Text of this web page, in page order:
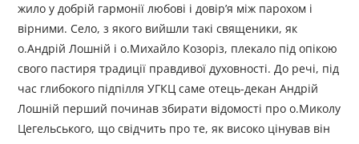
жило у добрій гармонії любові і довір’я між парохом і
вірними. Село, з якого вийшли такі священики, як
о.Андрій Лошній і о.Михайло Козоріз, плекало під опікою
свого пастиря традиції правдивої духовності. До речі, під
час глибокого підпілля УГКЦ саме отець-декан Андрій
Лошній перший починав збирати відомості про о.Миколу
Цегельського, що свідчить про те, як високо цінував він